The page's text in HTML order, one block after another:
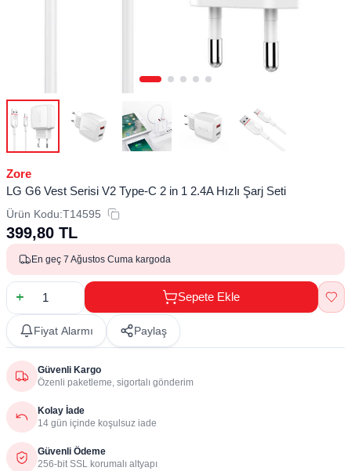
Zore
LG G6 Vest Serisi V2 Type-C 2 in 1 2.4A Hızlı Şarj Seti
Ürün Kodu:T14595
399,80 TL
En geç 7 Ağustos Cuma kargoda
Sepete Ekle
Fiyat Alarmı Paylaş
Güvenli Kargo
Özenli paketleme, sigortalı gönderim
Kolay İade
14 gün içinde koşulsuz iade
Güvenli Ödeme
256-bit SSL korumalı altyapı